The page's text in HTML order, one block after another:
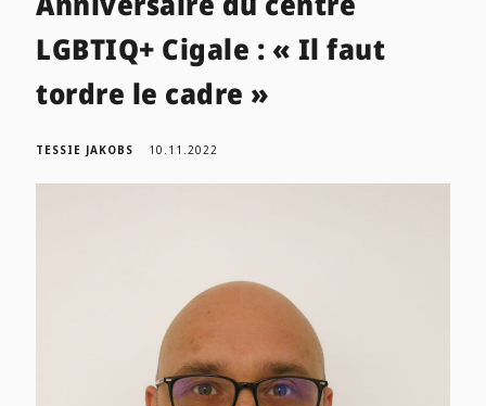
LGBTIQ+ Cigale : « Il faut
tordre le cadre »
TESSIE JAKOBS 10.11.2022